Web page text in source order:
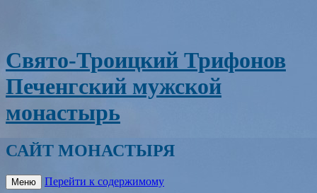
Свято-Троицкий Трифонов
Печенгский мужской
монастырь
САЙТ МОНАСТЫРЯ
Меню Перейти к содержимому